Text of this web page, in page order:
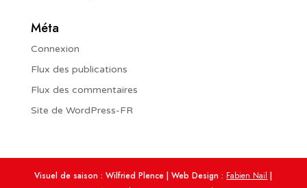
Méta
Connexion
Flux des publications
Flux des commentaires
Site de WordPress-FR
Visuel de saison : Wilfried Plence | Web Design : Fabien Nail |